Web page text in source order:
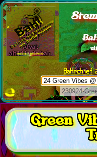
BaHrchief
Green